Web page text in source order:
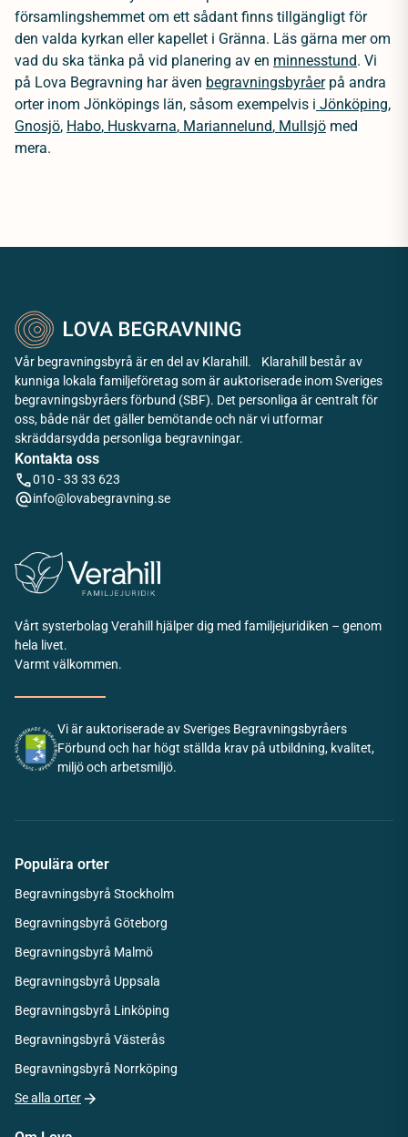
församlingshemmet om ett sådant finns tillgängligt för
den valda kyrkan eller kapellet i Gränna. Läs gärna mer om
vad du ska tänka på vid planering av en minnesstund. Vi
på Lova Begravning har även begravningsbyråerpå andra
orter inom Jönköpings län, såsom exempelvis i Jönköping,
Gnosjö, Habo, Huskvarna, Mariannelund, Mullsjö med
mera.
Vår begravningsbyrå är en del av Klarahill. Klarahill består av
kunniga lokala familjeföretag som är auktoriserade inom Sveriges
begravningsbyråers förbund (SBF). Det personliga är centralt för
oss, både när det gäller bemötande och när vi utformar
skräddarsydda personliga begravningar.
Kontakta oss
010 - 33 33 623
info@lovabegravning.se
Vårt systerbolag Verahill hjälper dig med familjejuridiken – genom
hela livet.
Varmt välkommen.
Vi är auktoriserade av Sveriges Begravningsbyråers
Förbund och har högt ställda krav på utbildning, kvalitet,
miljö och arbetsmiljö.
Populära orter
Begravningsbyrå Stockholm
Begravningsbyrå Göteborg
Begravningsbyrå Malmö
Begravningsbyrå Uppsala
Begravningsbyrå Linköping
Begravningsbyrå Västerås
Begravningsbyrå Norrköping
Se alla orter